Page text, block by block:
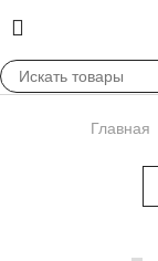
Главная